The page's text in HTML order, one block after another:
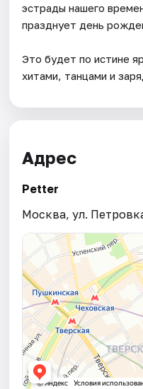
эстрады нашего
празднует день
Это будет по истине
хитами, танцами и
Адрес
Petter
Москва, ул.